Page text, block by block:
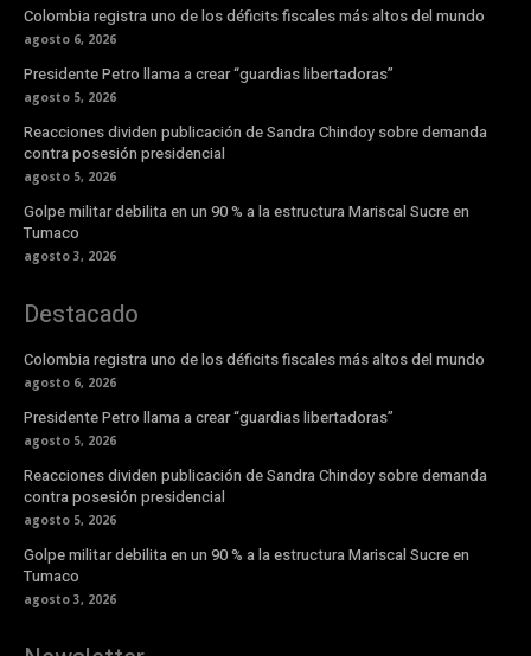
Colombia registra uno de los déficits fiscales más altos del mundo
agosto 6, 2026
Presidente Petro llama a crear “guardias libertadoras”
agosto 5, 2026
Reacciones dividen publicación de Sandra Chindoy sobre demanda
contra posesión presidencial
agosto 5, 2026
Golpe militar debilita en un 90 % a la estructura Mariscal Sucre en
Tumaco
agosto 3, 2026
Destacado
Colombia registra uno de los déficits fiscales más altos del mundo
agosto 6, 2026
Presidente Petro llama a crear “guardias libertadoras”
agosto 5, 2026
Reacciones dividen publicación de Sandra Chindoy sobre demanda
contra posesión presidencial
agosto 5, 2026
Golpe militar debilita en un 90 % a la estructura Mariscal Sucre en
Tumaco
agosto 3, 2026